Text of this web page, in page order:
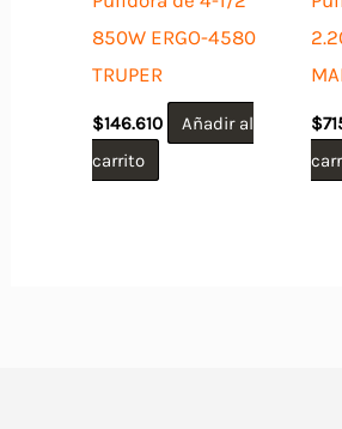
850W ERGO-4580
TRUPER
$146.610
Añadir al
carrito
$